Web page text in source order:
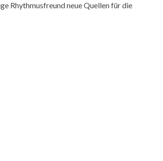
Rhythmusfreund neue Quellen für die